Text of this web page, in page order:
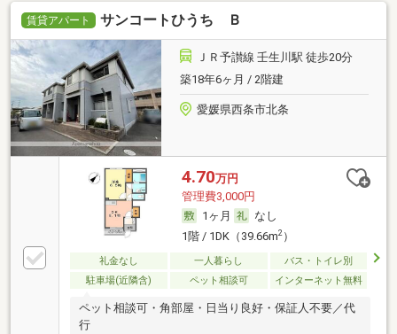
賃貸アパート サンコートひうち Ｂ
ＪＲ予讃線 壬生川駅 徒歩20分
築18年6ヶ月 / 2階建
愛媛県西条市北条
4.70万円
管理費3,000円
1ヶ月
なし
1階 / 1DK（39.66m2）
礼金なし 一人暮らし
バス・トイレ別
駐車場(近隣含)
ペット相談可 インターネット無料
ペット相談可・角部屋・日当り良好・保証人不要／代
行